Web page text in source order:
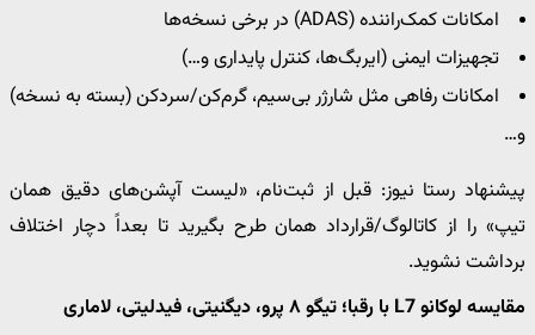
امکانات کمک‌راننده (ADAS) در برخی نسخه‌ها
تجهیزات ایمنی (ایربگ‌ها، کنترل پایداری و…)
امکانات رفاهی مثل شارژر بی‌سیم، گرم‌کن/سردکن (بسته به نسخه)
و…
پیشنهاد رستا نیوز: قبل از ثبت‌نام، «لیست آپشن‌های دقیق همان
تیپ» را از کاتالوگ/قرارداد همان طرح بگیرید تا بعداً دچار اختلاف
برداشت نشوید.
مقایسه لوکانو L7 با رقبا؛ تیگو ۸ پرو، دیگنیتی، فیدلیتی، لاماری